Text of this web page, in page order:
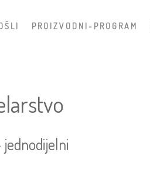
Š L I P R O I Z V O D N I - P R O G R A M